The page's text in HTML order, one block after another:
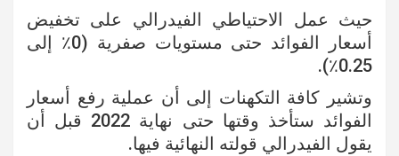
حيث عمل الاحتياطي الفيدرالي على تخفيض
أسعار الفوائد حتى مستويات صفرية (0٪ إلى
0.25٪).
وتشير كافة التكهنات إلى أن عملية رفع أسعار
الفوائد ستأخذ وقتها حتى نهاية 2022 قبل أن
يقول الفيدرالي قولته النهائية فيها.